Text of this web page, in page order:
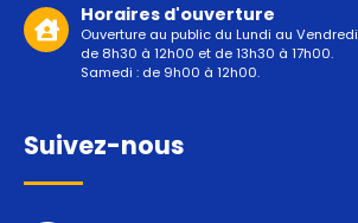
Horaires d'ouverture
Ouverture au public du Lundi au Vendredi
de 8h30 à 12h00 et de 13h30 à 17h00.
Samedi : de 9h00 à 12h00.
Suivez-nous